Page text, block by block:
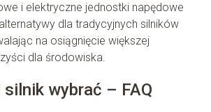
i elektryczne jednostki napędowe
dla tradycyjnych silników
na osiągnięcie większej
dla środowiska.
wybrać – FAQ